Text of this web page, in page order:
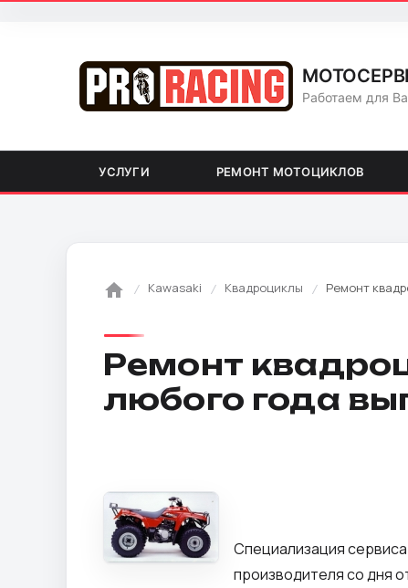
Работаем для
УСЛУГИ РЕМОНТ МОТОЦИКЛОВ
Kawasaki Квадроциклы Ремонт
Ремонт
любого года
Специализация
производителя со дня